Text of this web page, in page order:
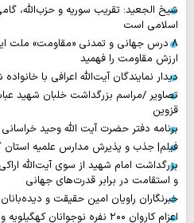
شیخ الجعید: تقریب سوریه و حزب‌الله،
اسلامی است
۸ درس جهانی و تمدنی «مقاومت» ملت
ارزش مقاومت را فهمید
دیدار نمایندگان آیت‌الله اعرافی با
تصاویر /مراسم بزرگداشت خلبان شهید
قزوین
برنامه دفتر حضرت آیت الله وحید
فیلم| جذب و پذیرش مدارس علمیه استان
بزرگداشت امام شهید از سوی آیت‌الله
و استقامت در برابر قدرت‌های جهانی
خبرنگاران راویان امین حقیقت و
اعزام کاروان ۲۰۰ نفره نوجوانان کهگیلویه و بویراحمدی به طریق الحسین (ع)